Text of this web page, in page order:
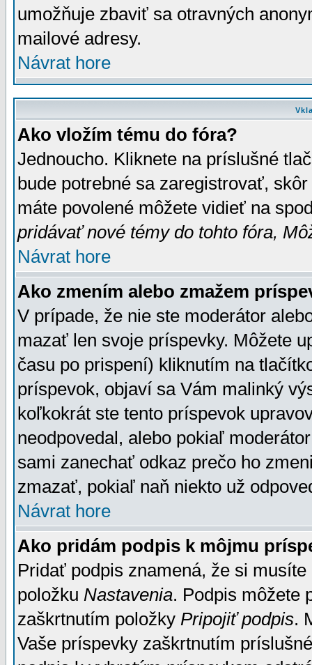
umožňuje zbaviť sa otravných
mailové adresy.
Návrat hore
Ako vložím tému do fóra?
Jednoucho. Kliknete na príslušné
bude potrebné sa zaregistrovať,
máte povolené môžete vidieť na
pridávať nové témy do tohto fóra,
Návrat hore
Ako zmením alebo zmažem
V prípade, že nie ste moderátor
mazať len svoje príspevky. Môžete
času po prispení) kliknutím na
príspevok, objaví sa Vám malinký
koľkokrát ste tento príspevok
neodpovedal, alebo pokiaľ
sami zanechať odkaz prečo ho
zmazať, pokiaľ naň niekto už
Návrat hore
Ako pridám podpis k môjmu
Pridať podpis znamená, že si
položku Nastavenia. Podpis môžete
zaškrtnutím položky Pripojiť podpis.
Vaše príspevky zaškrtnutím